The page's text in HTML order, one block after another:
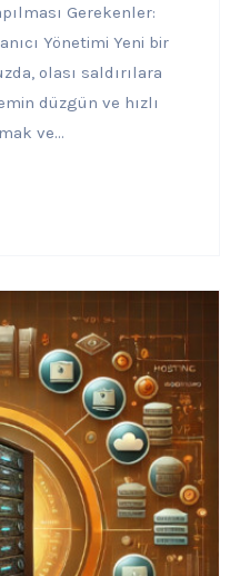
Gerekenler:
Yönetimi Yeni bir
olası saldırılara
düzgün ve hızlı
ve...